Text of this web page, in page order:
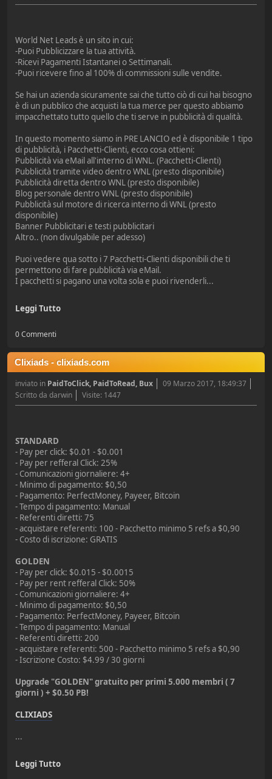
World Net Leads è un sito in cui:
-Puoi Pubblicizzare la tua attività.
-Ricevi Pagamenti Istantanei o Settimanali.
-Puoi ricevere fino al 100% di commissioni sulle vendite.
Se hai un azienda sicuramente sai che tutto ciò di cui hai bisogno
è di un pubblico che acquisti la tua merce per questo abbiamo
impacchettato tutto quello che ti serve in pubblicità di qualità.
In questo momento siamo in PRE LANCIO ed è disponibile 1 tipo
di pubblicità, i Pacchetti-Clienti, ecco cosa ottieni:
Pubblicità via eMail all'interno di WNL. (Pacchetti-Clienti)
Pubblicità tramite video dentro WNL (presto disponibile)
Pubblicità diretta dentro WNL (presto disponibile)
Blog personale dentro WNL (presto disponibile)
Pubblicità sul motore di ricerca interno di WNL (presto
disponibile)
Banner Pubblicitari e testi pubblicitari
Altro.. (non divulgabile per adesso)
Puoi vedere qua sotto i 7 Pacchetti-Clienti disponibili che ti
permettono di fare pubblicità via eMail.
I pacchetti si pagano una volta sola e puoi rivenderli...
Leggi Tutto
0 Commenti
Clixiads - clixiads.com
inviato in PaidToClick, PaidToRead, Bux
09 Marzo 2017, 18:49:37
Scritto da darwin
Visite: 1447
STANDARD
- Pay per click: $0.01 - $0.001
- Pay per refferal Click: 25%
- Comunicazioni giornaliere: 4+
- Minimo di pagamento: $0,50
- Pagamento: PerfectMoney, Payeer, Bitcoin
- Tempo di pagamento: Manual
- Referenti diretti: 75
- acquistare referenti: 100 - Pacchetto minimo 5 refs a $0,90
- Costo di iscrizione: GRATIS
GOLDEN
- Pay per click: $0.015 - $0.0015
- Pay per rent refferal Click: 50%
- Comunicazioni giornaliere: 4+
- Minimo di pagamento: $0,50
- Pagamento: PerfectMoney, Payeer, Bitcoin
- Tempo di pagamento: Manual
- Referenti diretti: 200
- acquistare referenti: 500 - Pacchetto minimo 5 refs a $0,90
- Iscrizione Costo: $4.99 / 30 giorni
Upgrade "GOLDEN" gratuito per primi 5.000 membri ( 7
giorni ) + $0.50 PB!
CLIXIADS
...
Leggi Tutto